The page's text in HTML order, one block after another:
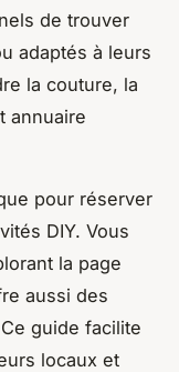
de trouver
adaptés à leurs
la couture, la
annuaire
pour réserver
DIY. Vous
la page
aussi des
guide facilite
locaux et